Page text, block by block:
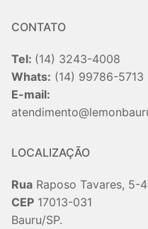
CONTATO
Tel: (14) 3243-4008
Whats: (14) 99786-5713
E-mail:
LOCALIZAÇÃO
Rua Raposo Tavares, 5-
CEP 17013-031
Bauru/SP.